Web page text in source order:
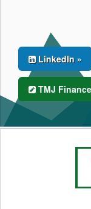
LinkedIn »
TMJ